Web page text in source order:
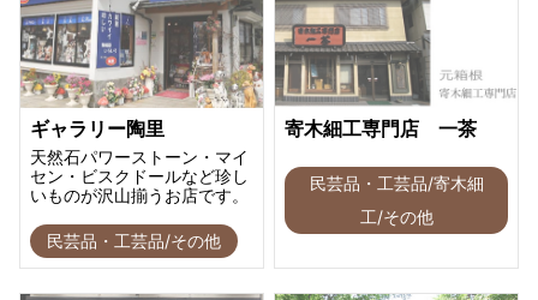
ギャラリー陶里
天然石パワーストーン・マイ
セン・ビスクドールなど珍し
いものが沢山揃うお店です。
民芸品・工芸品/その他
寄木細工専門店 一茶
民芸品・工芸品/寄木細
工/その他